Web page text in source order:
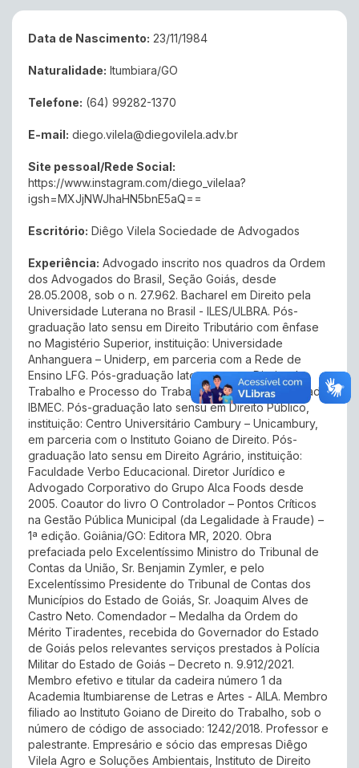
Data de Nascimento: 23/11/1984
Naturalidade: Itumbiara/GO
Telefone: (64) 99282-1370
E-mail: diego.vilela@diegovilela.adv.br
Site pessoal/Rede Social:
https://www.instagram.com/diego_vilelaa?
igsh=MXJjNWJhaHN5bnE5aQ==
Escritório: Diêgo Vilela Sociedade de Advogados
Experiência: Advogado inscrito nos quadros da Ordem
dos Advogados do Brasil, Seção Goiás, desde
28.05.2008, sob o n. 27.962. Bacharel em Direito pela
Universidade Luterana no Brasil - ILES/ULBRA. Pós-
graduação lato sensu em Direito Tributário com ênfase
no Magistério Superior, instituição: Universidade
Anhanguera – Uniderp, em parceria com a Rede de
Ensino LFG. Pós-graduação lato sensu em Direito do
Trabalho e Processo do Trabalho, instituição: Faculdade
IBMEC. Pós-graduação lato sensu em Direito Público,
instituição: Centro Universitário Cambury – Unicambury,
em parceria com o Instituto Goiano de Direito. Pós-
graduação lato sensu em Direito Agrário, instituição:
Faculdade Verbo Educacional. Diretor Jurídico e
Advogado Corporativo do Grupo Alca Foods desde
2005. Coautor do livro O Controlador – Pontos Críticos
na Gestão Pública Municipal (da Legalidade à Fraude) –
1ª edição. Goiânia/GO: Editora MR, 2020. Obra
prefaciada pelo Excelentíssimo Ministro do Tribunal de
Contas da União, Sr. Benjamin Zymler, e pelo
Excelentíssimo Presidente do Tribunal de Contas dos
Municípios do Estado de Goiás, Sr. Joaquim Alves de
Castro Neto. Comendador – Medalha da Ordem do
Mérito Tiradentes, recebida do Governador do Estado
de Goiás pelos relevantes serviços prestados à Polícia
Militar do Estado de Goiás – Decreto n. 9.912/2021.
Membro efetivo e titular da cadeira número 1 da
Academia Itumbiarense de Letras e Artes - AILA. Membro
filiado ao Instituto Goiano de Direito do Trabalho, sob o
número de código de associado: 1242/2018. Professor e
palestrante. Empresário e sócio das empresas Diêgo
Vilela Agro e Soluções Ambientais, Instituto de Direito